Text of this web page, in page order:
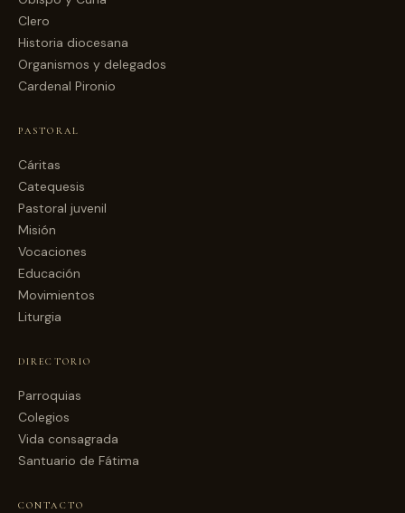
Clero
Historia diocesana
Organismos y delegados
Cardenal Pironio
PASTORAL
Cáritas
Catequesis
Pastoral juvenil
Misión
Vocaciones
Educación
Movimientos
Liturgia
DIRECTORIO
Parroquias
Colegios
Vida consagrada
Santuario de Fátima
CONTACTO